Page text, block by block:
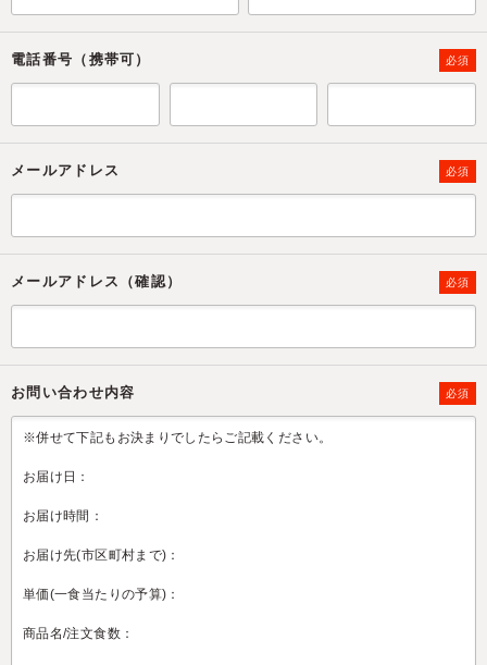
電話番号（携帯可） 必須
メールアドレス 必須
メールアドレス（確認） 必須
お問い合わせ内容 必須